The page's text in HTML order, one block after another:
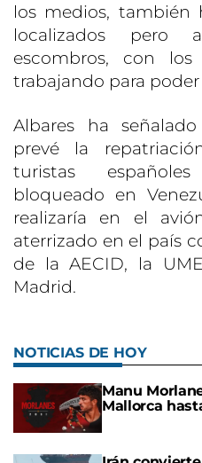
los medios, también
localizados pero
escombros, con
trabajando para poder
Albares ha
prevé la
turistas
bloqueado en
realizaría en el
aterrizado en el país
de la AECID, la
Madrid.
NOTICIAS DE HOY
Manu
Mallorca